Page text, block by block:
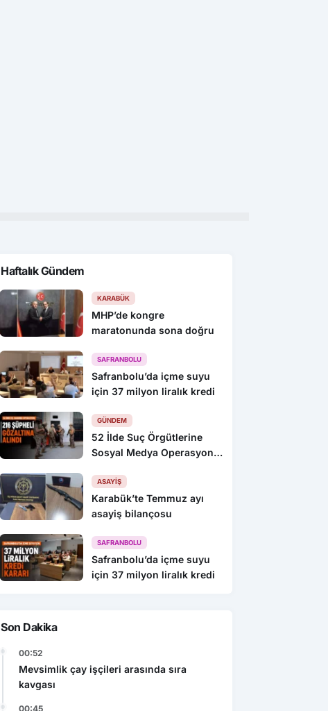
Haftalık Gündem
KARABÜK
MHP’de kongre
maratonunda sona doğru
SAFRANBOLU
Safranbolu’da içme suyu
için 37 milyon liralık kredi
GÜNDEM
52 İlde Suç Örgütlerine
Sosyal Medya Operasyonu:
ASAYIŞ
Karabük’te Temmuz ayı
asayiş bilançosu
SAFRANBOLU
Safranbolu’da içme suyu
için 37 milyon liralık kredi
Son Dakika
00:52
Mevsimlik çay işçileri arasında sıra
kavgası
00:45